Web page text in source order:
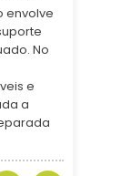
envolve
No
e
a